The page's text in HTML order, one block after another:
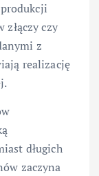
czy
z
realizację
długich
zaczyna